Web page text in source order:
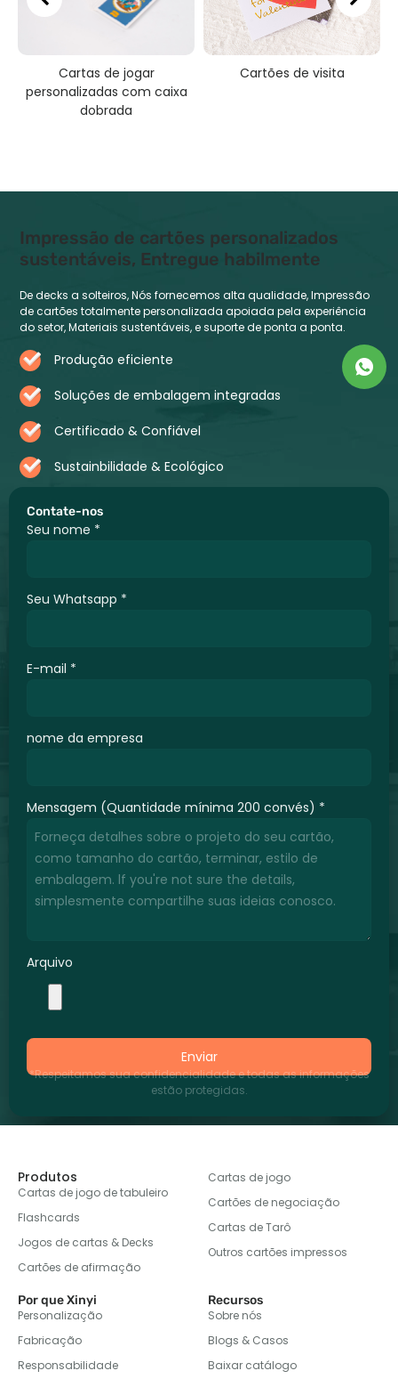
Cartas de jogar
personalizadas com caixa
dobrada
Cartões de visita
Contate-nos
Seu nome *
Seu Whatsapp *
E-mail *
nome da empresa
Mensagem (Quantidade mínima 200 convés) *
Arquivo
Enviar
*Respeitamos sua confidencialidade e todas as informações
estão protegidas.
Impressão de cartões personalizados
sustentáveis, Entregue habilmente
De decks a solteiros, Nós fornecemos alta qualidade, Impressão
de cartões totalmente personalizada apoiada pela experiência
do setor, Materiais sustentáveis, e suporte de ponta a ponta.
Produção eficiente
Soluções de embalagem integradas
Certificado & Confiável
Sustainbilidade & Ecológico
Produtos
Cartas de jogo de tabuleiro
Flashcards
Jogos de cartas & Decks
Cartões de afirmação
Cartas de jogo
Cartões de negociação
Cartas de Tarô
Outros cartões impressos
Por que Xinyi
Personalização
Fabricação
Responsabilidade
Recursos
Sobre nós
Blogs & Casos
Baixar catálogo